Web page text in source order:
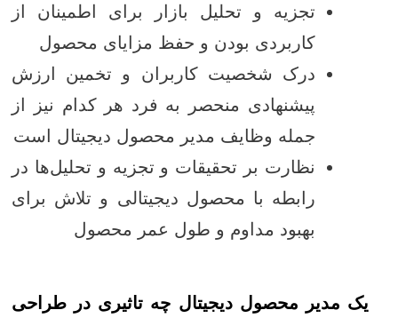
تجزیه و تحلیل بازار برای اطمینان از
کاربردی بودن و حفظ مزایای محصول
درک شخصیت کاربران و تخمین ارزش
پیشنهادی منحصر به فرد هر کدام نیز از
جمله وظایف مدیر محصول دیجیتال است
نظارت بر تحقیقات و تجزیه و تحلیل‌ها در
رابطه با محصول دیجیتالی و تلاش برای
بهبود مداوم و طول عمر محصول
یک مدیر محصول دیجیتال چه تاثیری در طراحی